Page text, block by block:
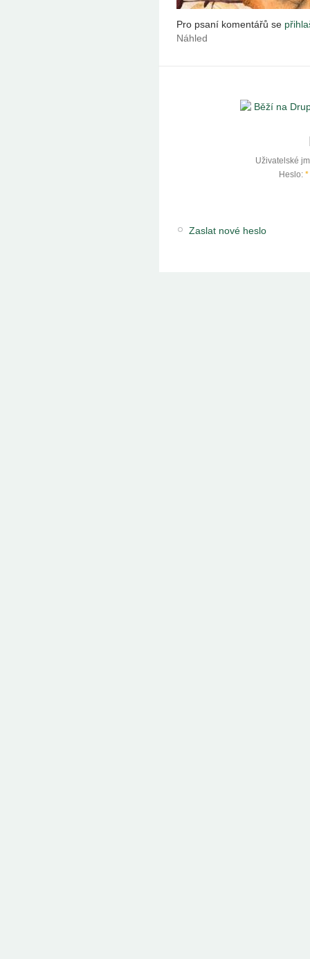
Pro psaní komentářů se
Náhled
Uživatelské
Heslo: *
Zaslat nové heslo